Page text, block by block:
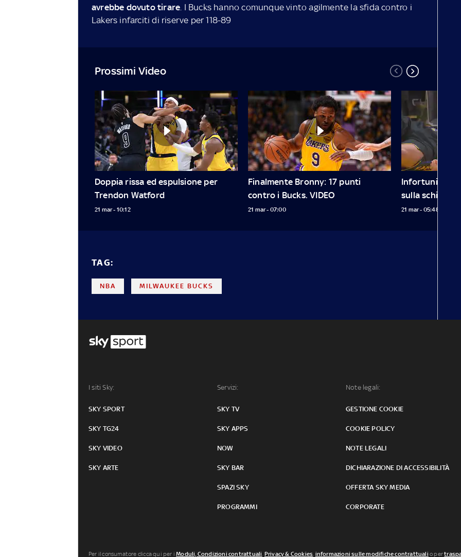
avrebbe dovuto tirare . I Bucks hanno comunque vinto agilmente la sfida contro i
Lakers infarciti di riserve per 118-89
Prossimi Video
Doppia rissa ed espulsione per
Trendon Watford
21 mar - 10:12
Finalmente Bronny: 17 punti
contro i Bucks. VIDEO
21 mar - 07:00
Infortunio
sulla schiena
21 mar - 05:48
TAG:
NBA MILWAUKEE BUCKS
I siti Sky:
SKY SPORT
SKY TG24
SKY VIDEO
SKY ARTE
Servizi:
SKY TV
SKY APPS
NOW
SKY BAR
SPAZI SKY
PROGRAMMI
Note legali:
GESTIONE COOKIE
COOKIE POLICY
NOTE LEGALI
DICHIARAZIONE DI ACCESSIBILITÀ
OFFERTA SKY MEDIA
CORPORATE
Per il consumatore clicca qui per iModuli, Condizioni contrattuali, Privacy & Cookies, informazioni sulle modifiche contrattuali o per